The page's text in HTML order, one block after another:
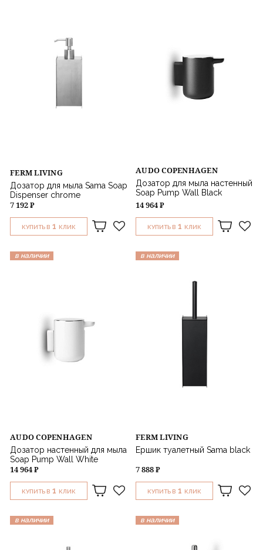
FERM LIVING
Дозатор для мыла Sama Soap
Dispenser chrome
7 192 ₽
КУПИТЬ В 1 КЛИК
AUDO COPENHAGEN
Дозатор для мыла настенный
Soap Pump Wall Black
14 964 ₽
КУПИТЬ В 1 КЛИК
в наличии
AUDO COPENHAGEN
Дозатор настенный для мыла
Soap Pump Wall White
14 964 ₽
КУПИТЬ В 1 КЛИК
в наличии
FERM LIVING
Ершик туалетный Sama black
7 888 ₽
КУПИТЬ В 1 КЛИК
в наличии в наличии